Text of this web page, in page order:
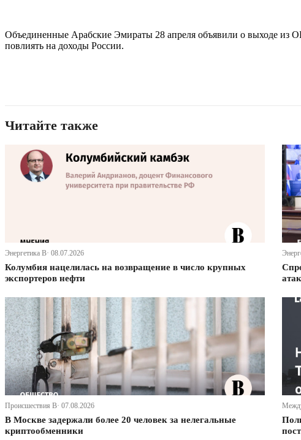
Объединенные Арабские Эмираты 28 апреля объявили о выходе
повлиять на доходы России.
Читайте также
Энергетика В· 08.07.2026
Колумбия нацелилась на возвращение в число крупных
экспортеров нефти
Происшествия В· 07.08.2026
В Москве задержали более 20 человек за нелегальные
криптообменники